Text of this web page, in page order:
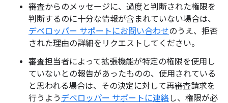
審査からのメッセージに、過度と判断された権限を
判断するのに十分な情報が含まれていない場合は、
デベロッパー サポートにお問い合わせのうえ、拒否
された理由の詳細をリクエストしてください。
審査担当者によって拡張機能が特定の権限を使用し
ていないとの報告があったものの、使用されている
と思われる場合は、その決定に対して再審査請求を
行うよう デベロッパー サポートに連絡し、権限が必